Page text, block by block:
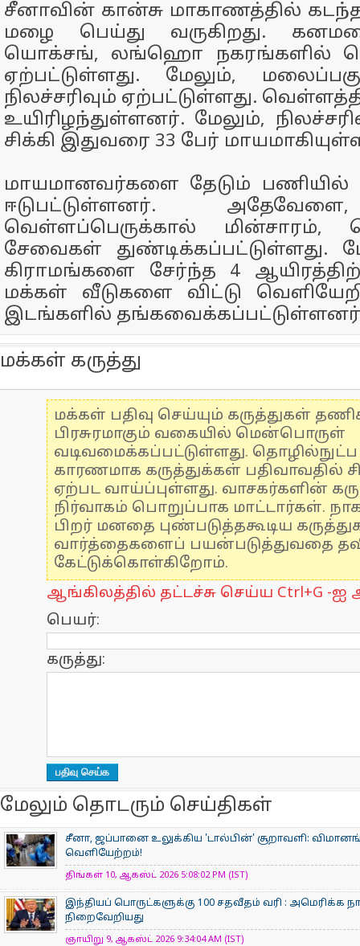
சீனாவின் கான்சு மாகாணத்தில்
மழை பெய்து வருகிறது.
யொக்சங், லங்ஹொ நகரங்களில்
ஏற்பட்டுள்ளது. மேலும்,
நிலச்சரிவும் ஏற்பட்டுள்ளது.
உயிரிழந்துள்ளனர். மேலும்,
சிக்கி இதுவரை 33 பேர்
மாயமானவர்களை தேடும் பணியில்
ஈடுபட்டுள்ளனர்.
வெள்ளப்பெருக்கால் மின்சாரம்,
சேவைகள் துண்டிக்கப்பட்டுள்ளது.
கிராமங்களை சேர்ந்த 4
மக்கள் வீடுகளை விட்டு
இடங்களில்
மக்கள் கருத்து
மக்கள் பதிவு செய்யும் கருத்துகள்
பிரசுரமாகும் வகையில் மென்பொருள்
வடிவமைக்கப்பட்டுள்ளது.
காரணமாக கருத்துக்கள் பதிவாவதில்
ஏற்பட வாய்ப்புள்ளது. வாசகர்களின்
நிர்வாகம் பொறுப்பாக மாட்டார்கள்.
பிறர் மனதை புண்படுத்தகூடிய
வார்த்தைகளைப் பயன்படுத்துவதை
கேட்டுக்கொள்கிறோம்.
ஆங்கிலத்தில் தட்டச்சு செய்ய Ctrl+G -ஐ
பெயர்:
கருத்து:
மேலும் தொடரும் செய்திகள்
சீனா, ஜப்பானை உலுக்கிய 'டால்பின்' சூறாவளி:
வெளியேற்றம்!
திங்கள் 10, ஆகஸ்ட் 2026 5:08:02 PM (IST)
இந்தியப் பொருட்களுக்கு 100 சதவீதம் வரி : அமெரிக்க
நிறைவேறியது
ஞாயிறு 9, ஆகஸ்ட் 2026 9:34:04 AM (IST)